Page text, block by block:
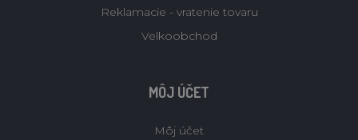
Reklamacie - vratenie tovaru
Velkoobchod
MÔJ ÚČET
Môj účet